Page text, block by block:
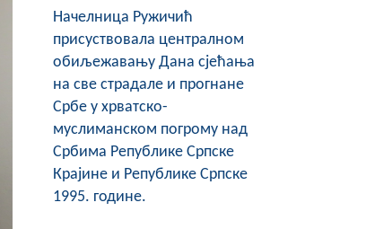
Начелница Ружичић
присуствовала централном
обиљежавању Дана сјећања
на све страдале и прогнане
Србе у хрватско-
муслиманском погрому над
Србима Републике Српске
Крајине и Републике Српске
1995. године.